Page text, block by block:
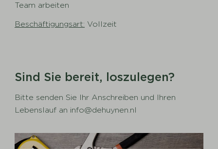
Team arbeiten
Beschäftigungsart: Vollzeit
Sind Sie bereit, loszulegen?
Bitte senden Sie Ihr Anschreiben und Ihren
Lebenslauf an info@dehuynen.nl